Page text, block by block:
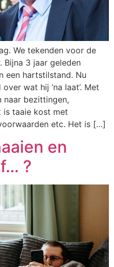
We tekenden voor de
Bijna 3 jaar geleden
een hartstilstand. Nu
wat hij ‘na laat’. Met
naar bezittingen,
is taaie kost met
etc. Het is […]
en
?